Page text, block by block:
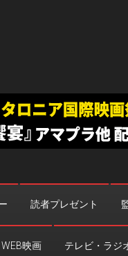
読者プレゼント
WEB映画 テレビ・ラジ